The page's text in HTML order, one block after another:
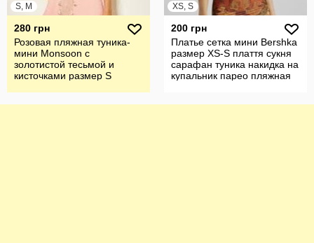
S, M
280 грн
Розовая пляжная туника-
мини Monsoon с
золотистой тесьмой и
кисточками размер S
XS, S
200 грн
Платье сетка мини Bershka
размер XS-S плаття сукня
сарафан туника накидка на
купальник парео пляжная